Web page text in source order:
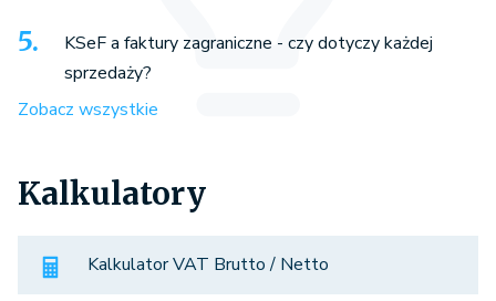
KSeF a faktury zagraniczne - czy dotyczy każdej
sprzedaży?
Zobacz wszystkie
Kalkulatory
Kalkulator VAT Brutto / Netto